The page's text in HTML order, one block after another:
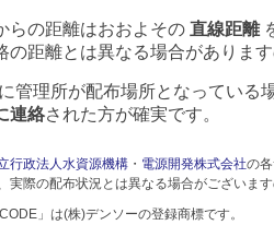
らの距離はおおよその 直線距離
距離とは異なる場合があります
管理所が配布場所となっている
連絡された方が確実です。
行政法人水資源機構 ・ 電源開発株式会社の
実際の配布状況とは異なる場合がございます
」は(株)デンソーの登録商標です。